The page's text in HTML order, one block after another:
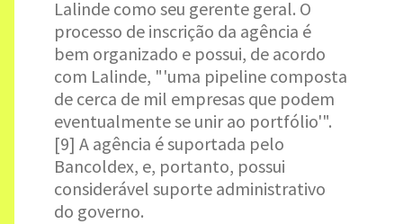
Lalinde como seu gerente geral. O
processo de inscrição da agência é
bem organizado e possui, de acordo
com Lalinde, "'uma pipeline composta
de cerca de mil empresas que podem
eventualmente se unir ao portfólio'".
[9] A agência é suportada pelo
Bancoldex, e, portanto, possui
considerável suporte administrativo
do governo.